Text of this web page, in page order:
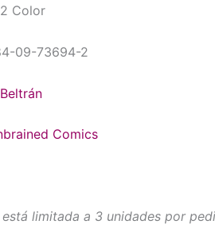
Color
09-73694-2
Comics
limitada a 3 unidades por